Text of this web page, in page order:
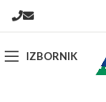
IZBORNIK